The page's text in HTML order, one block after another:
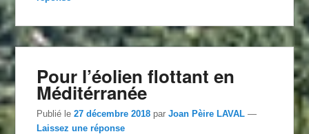
Pour l’éolien flottant en
Méditérranée
Publié le27 décembre 2018 parJoan Pèire LAVAL —
Laissez une réponse